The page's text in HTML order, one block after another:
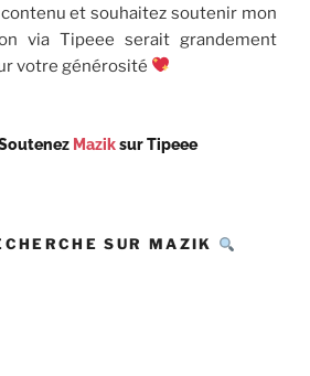
et souhaitez soutenir mon
via Tipeee serait grandement
votre générosité
Maziksur Tipeee
SUR MAZIK